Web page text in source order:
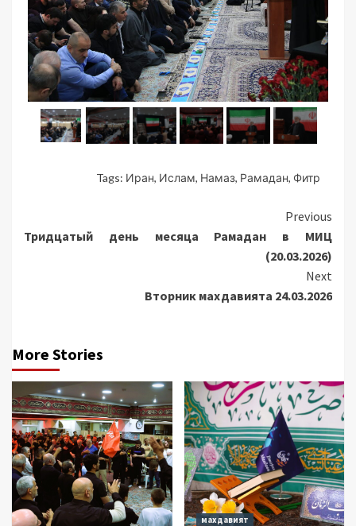
Tags: Иран, Ислам, Намаз, Рамадан, Фитр
Continue
Reading
Previous
Тридцатый день месяца Рамадан в МИЦ
(20.03.2026)
Next
Вторник махдавията 24.03.2026
More Stories
махдавият